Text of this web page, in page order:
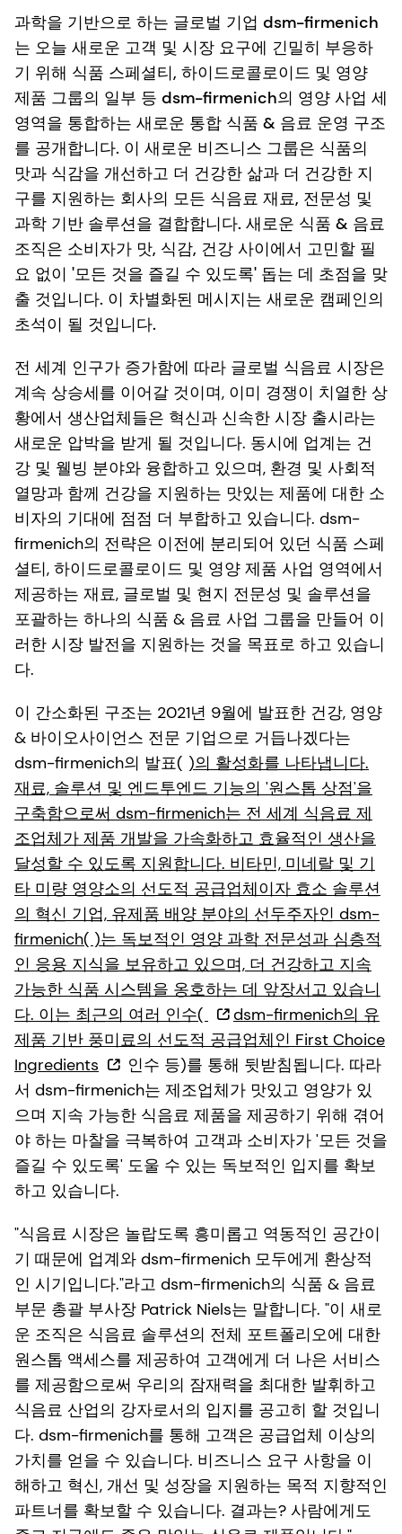
과학을 기반으로 하는 글로벌 기업 dsm-firmenich
는 오늘 새로운 고객 및 시장 요구에 긴밀히 부응하
기 위해 식품 스페셜티, 하이드로콜로이드 및 영양
제품 그룹의 일부 등 dsm-firmenich의 영양 사업 세
영역을 통합하는 새로운 통합 식품 & 음료 운영 구조
를 공개합니다. 이 새로운 비즈니스 그룹은 식품의
맛과 식감을 개선하고 더 건강한 삶과 더 건강한 지
구를 지원하는 회사의 모든 식음료 재료, 전문성 및
과학 기반 솔루션을 결합합니다. 새로운 식품 & 음료
조직은 소비자가 맛, 식감, 건강 사이에서 고민할 필
요 없이 '모든 것을 즐길 수 있도록' 돕는 데 초점을 맞
출 것입니다. 이 차별화된 메시지는 새로운 캠페인의
초석이 될 것입니다.
전 세계 인구가 증가함에 따라 글로벌 식음료 시장은
계속 상승세를 이어갈 것이며, 이미 경쟁이 치열한 상
황에서 생산업체들은 혁신과 신속한 시장 출시라는
새로운 압박을 받게 될 것입니다. 동시에 업계는 건
강 및 웰빙 분야와 융합하고 있으며, 환경 및 사회적
열망과 함께 건강을 지원하는 맛있는 제품에 대한 소
비자의 기대에 점점 더 부합하고 있습니다. dsm-
firmenich의 전략은 이전에 분리되어 있던 식품 스페
셜티, 하이드로콜로이드 및 영양 제품 사업 영역에서
제공하는 재료, 글로벌 및 현지 전문성 및 솔루션을
포괄하는 하나의 식품 & 음료 사업 그룹을 만들어 이
러한 시장 발전을 지원하는 것을 목표로 하고 있습니
다.
이 간소화된 구조는 2021년 9월에 발표한 건강, 영양
& 바이오사이언스 전문 기업으로 거듭나겠다는
dsm-firmenich의 발표( )의 활성화를 나타냅니다.
재료, 솔루션 및 엔드투엔드 기능의 '원스톱 상점'을
구축함으로써 dsm-firmenich는 전 세계 식음료 제
조업체가 제품 개발을 가속화하고 효율적인 생산을
달성할 수 있도록 지원합니다. 비타민, 미네랄 및 기
타 미량 영양소의 선도적 공급업체이자 효소 솔루션
의 혁신 기업, 유제품 배양 분야의 선두주자인 dsm-
firmenich( )는 독보적인 영양 과학 전문성과 심층적
인 응용 지식을 보유하고 있으며, 더 건강하고 지속
가능한 식품 시스템을 옹호하는 데 앞장서고 있습니
다. 이는 최근의 여러 인수(
dsm-firmenich의 유
제품 기반 풍미료의 선도적 공급업체인 First Choice
Ingredients
인수 등)를 통해 뒷받침됩니다. 따라
서 dsm-firmenich는 제조업체가 맛있고 영양가 있
으며 지속 가능한 식음료 제품을 제공하기 위해 겪어
야 하는 마찰을 극복하여 고객과 소비자가 '모든 것을
즐길 수 있도록' 도울 수 있는 독보적인 입지를 확보
하고 있습니다.
"식음료 시장은 놀랍도록 흥미롭고 역동적인 공간이
기 때문에 업계와 dsm-firmenich 모두에게 환상적
인 시기입니다."라고 dsm-firmenich의 식품 & 음료
부문 총괄 부사장 Patrick Niels는 말합니다. "이 새로
운 조직은 식음료 솔루션의 전체 포트폴리오에 대한
원스톱 액세스를 제공하여 고객에게 더 나은 서비스
를 제공함으로써 우리의 잠재력을 최대한 발휘하고
식음료 산업의 강자로서의 입지를 공고히 할 것입니
다. dsm-firmenich를 통해 고객은 공급업체 이상의
가치를 얻을 수 있습니다. 비즈니스 요구 사항을 이
해하고 혁신, 개선 및 성장을 지원하는 목적 지향적인
파트너를 확보할 수 있습니다. 결과는? 사람에게도